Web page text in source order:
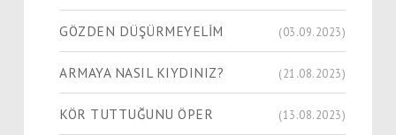
GÖZDEN DÜŞÜRMEYELİM (03.09.2023)
ARMAYA NASIL KIYDINIZ? (21.08.2023)
KÖR TUTTUĞUNU ÖPER (13.08.2023)